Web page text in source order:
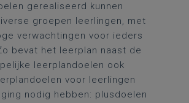
gerealiseerd kunnen
groepen leerlingen, met
verwachtingen voor ieders
bevat het leerplan naast de
leerplandoelen ook
voor leerlingen
nodig hebben: plusdoelen